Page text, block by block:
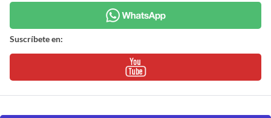
Suscríbete en: